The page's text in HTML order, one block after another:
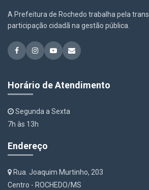
A Prefeitura de Rochedo trabalha pela
participação cidadã na gestão pública.
Horário de Atendimento
Segunda a Sexta
7h às 13h
Endereço
Rua. Joaquim Murtinho, 203
Centro - ROCHEDO/MS